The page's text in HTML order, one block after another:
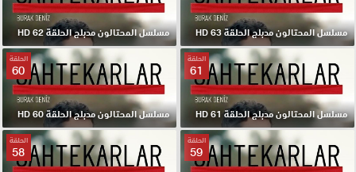
مسلسل المحتالون مدبلج الحلقة 63 HD مسلسل المحتالون مدبلج الحلقة 62 HD
الحلقة
61
مسلسل المحتالون مدبلج الحلقة 61 HD
الحلقة
60
مسلسل المحتالون مدبلج الحلقة 60 HD
الحلقة
59
الحلقة
58